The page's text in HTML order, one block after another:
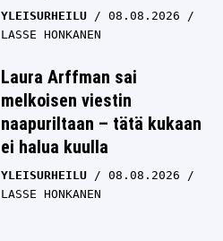
YLEISURHEILU
08.08.2026
LASSE HONKANEN
Laura Arffman sai
melkoisen viestin
naapuriltaan – tätä kukaan
ei halua kuulla
YLEISURHEILU
08.08.2026
LASSE HONKANEN